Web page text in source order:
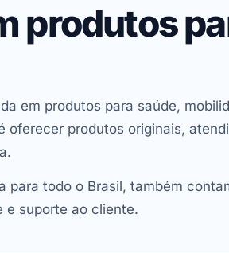
produtos
em produtos para saúde,
oferecer produtos originais,
todo o Brasil, também
e suporte ao cliente.